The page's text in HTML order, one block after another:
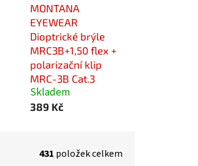
MONTANA
EYEWEAR
Dioptrické brýle
MRC3B+1,50 flex +
polarizační klip
MRC-3B Cat.3
Skladem
389 Kč
431 položek celkem